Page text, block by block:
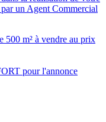
un Agent Commercial